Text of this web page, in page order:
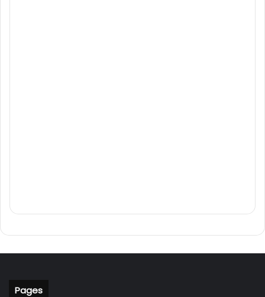
Pages